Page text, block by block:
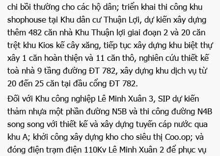
chi bồi thường cho các hộ dân; triển khai thi công khu
shophouse tại Khu dân cư Thuận Lợi, dự kiến xây dựng
thêm 482 căn nhà Khu Thuận lợi giai đoạn 2 và 20 căn
trệt khu Kios kế cây xăng, tiếp tục xây dựng khu biệt thự
xây 1 căn hoàn thiện và 11 căn thô, nghiên cứu thiết kế
toà nhà 9 tầng đường ĐT 782, xây dựng khu dịch vụ từ
20 đến 25 căn tại đầu cổng ĐT 782.
Đối với Khu công nghiệp Lê Minh Xuân 3, SIP dự kiến
thảm nhựa một phần đường N5B và thi công đường N4B
song song với thiết kế và xây dựng tuyến cáp nước qua
khu A; khởi công xây dựng kho cho siêu thị Coo.op; và
đóng điện trạm điện 110Kv Lê Minh Xuân 2 để phục vụ